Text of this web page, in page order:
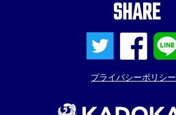
SHARE
プライバシーポリシー